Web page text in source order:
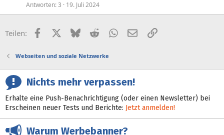
Antworten 3 19. Juli 2024
Teilen: FacebookX (Twitter)
BlueskyRedditWhatsApp
E-MailLink
Webseiten und soziale Netzwerke
Nichts mehr verpassen!
Erhalte eine Push-Benachrichtigung (oder einen Newsletter) bei
Erscheinen neuer Tests und Berichte: Jetzt anmelden!
Warum Werbebanner?